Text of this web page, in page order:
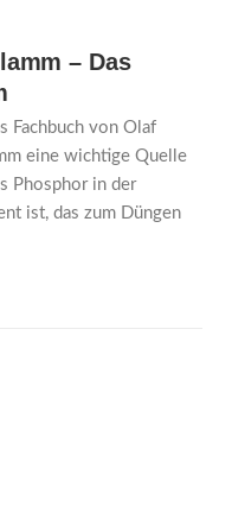
– Das
Fachbuch von Olaf
eine wichtige Quelle
Phosphor in der
ist, das zum Düngen